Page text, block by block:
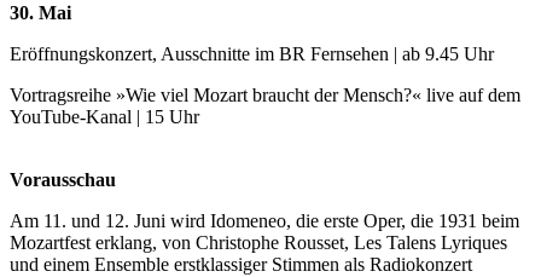
30. Mai
Eröffnungskonzert, Ausschnitte im BR Fernsehen | ab 9.45 Uhr
Vortragsreihe »Wie viel Mozart braucht der Mensch?« live auf dem
YouTube-Kanal | 15 Uhr
Vorausschau
Am 11. und 12. Juni wird Idomeneo, die erste Oper, die 1931 beim
Mozartfest erklang, von Christophe Rousset, Les Talens Lyriques
und einem Ensemble erstklassiger Stimmen als Radiokonzert